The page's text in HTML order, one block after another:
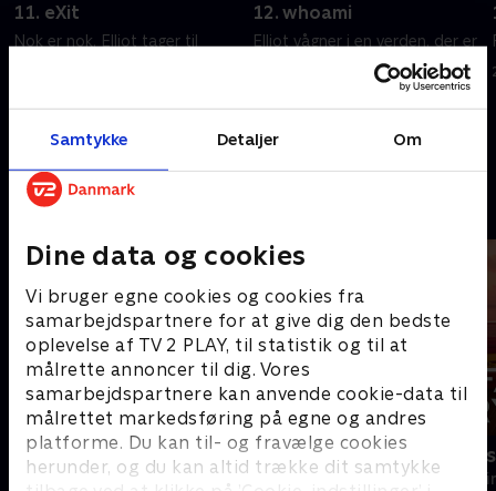
Samtykke Detaljer Om
Dine data og cookies
Vi bruger egne cookies og cookies fra
samarbejdspartnere for at give dig den bedste
oplevelse af TV 2 PLAY, til statistik og til at
målrette annoncer til dig. Vores
samarbejdspartnere kan anvende cookie-data til
målrettet markedsføring på egne og andres
platforme. Du kan til- og fravælge cookies
herunder, og du kan altid trække dit samtykke
11. eXit
Nok er nok. Elliot tager til
20. september 2022 • 50 min
12. whoami
Elliot vågner i en verden, der er
helt anderledes en den, han
kan huske. Er noget af det
20. september 2022 • 42 min
Andre så også
Granite Harbour
Krimi & Spænding • 2 sæsoner
Farligt
Krimi &